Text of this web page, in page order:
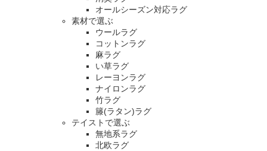
オールシーズン対応ラグ
素材で選ぶ
ウールラグ
コットンラグ
麻ラグ
い草ラグ
レーヨンラグ
ナイロンラグ
竹ラグ
籐(ラタン)ラグ
テイストで選ぶ
無地系ラグ
北欧ラグ